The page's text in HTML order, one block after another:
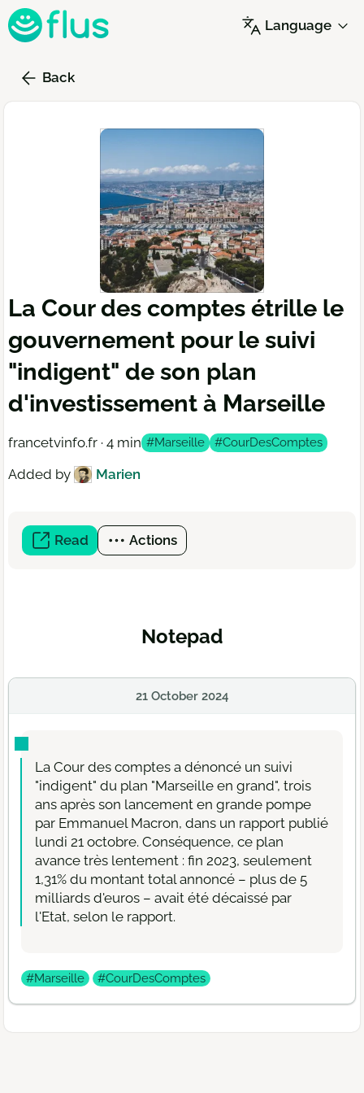
Skip
to
content
Language
Back
La Cour des comptes étrille le
gouvernement pour le suivi
"indigent" de son plan
d'investissement à Marseille
francetvinfo.fr · 4 min #Marseille #CourDesComptes
Added by Marien
Read (open
a
Actions
Notepad
21 October 2024
La Cour des comptes a dénoncé un suivi
"indigent" du plan "Marseille en grand", trois
ans après son lancement en grande pompe
par Emmanuel Macron, dans un rapport publié
lundi 21 octobre. Conséquence, ce plan
avance très lentement : fin 2023, seulement
1,31% du montant total annoncé – plus de 5
milliards d'euros – avait été décaissé par
l'Etat, selon le rapport.
#Marseille #CourDesComptes